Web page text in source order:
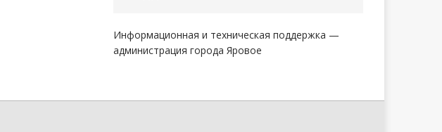
Информационная и техническая поддержка —
администрация города Яровое